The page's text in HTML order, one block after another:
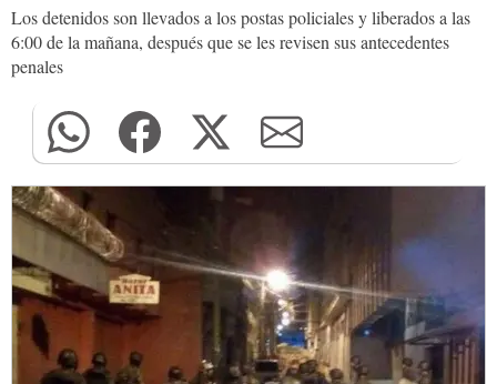
Los detenidos son llevados a los postas policiales y liberados a las
6:00 de la mañana, después que se les revisen sus antecedentes
penales